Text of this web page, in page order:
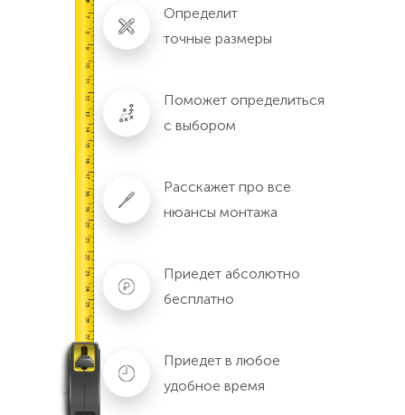
Определит
точные размеры
Поможет определиться
с выбором
Расскажет про все
нюансы монтажа
Приедет абсолютно
бесплатно
Приедет в любое
удобное время